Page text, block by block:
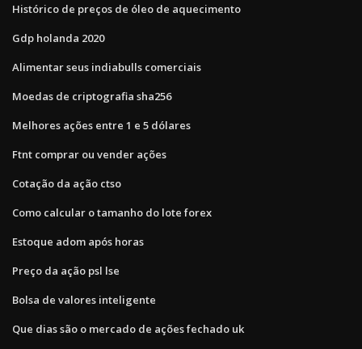
Histórico de preços de óleo de aquecimento
Gdp holanda 2020
Alimentar seus indiabulls comerciais
Moedas de criptografia sha256
Melhores ações entre 1 e 5 dólares
Ftnt comprar ou vender ações
Cotação da ação ctso
Como calcular o tamanho do lote forex
Estoque adom após horas
Preço da ação psl lse
Bolsa de valores inteligente
Que dias são o mercado de ações fechado uk